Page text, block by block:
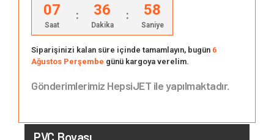
07
Saat
: 36
Dakika
: 57
Saniye
Siparişinizi kalan süre içinde tamamlayın, bugün 6
Ağustos Perşembe günü kargoya verelim.
Gönderimlerimiz HepsiJET ile yapılmaktadır.
PVC Boyası